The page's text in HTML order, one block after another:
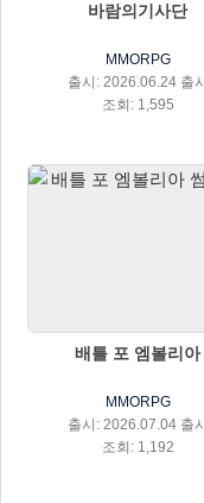
바람의기사단
MMORPG
출시: 2026.06.24 출시
조회: 1,595
배틀 포 엠볼리아
MMORPG
출시: 2026.07.04 출시
조회: 1,192